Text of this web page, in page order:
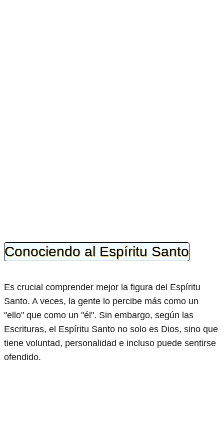
Conociendo al Espíritu Santo
Es crucial comprender mejor la figura del Espíritu
Santo. A veces, la gente lo percibe más como un
"ello" que como un "él". Sin embargo, según las
Escrituras, el Espíritu Santo no solo es Dios, sino que
tiene voluntad, personalidad e incluso puede sentirse
ofendido.